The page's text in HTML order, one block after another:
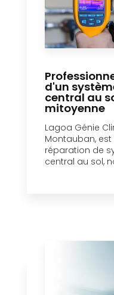
d'un
central au
mitoyenne
Lagoa Génie
Montauban,
réparation de
central au sol,